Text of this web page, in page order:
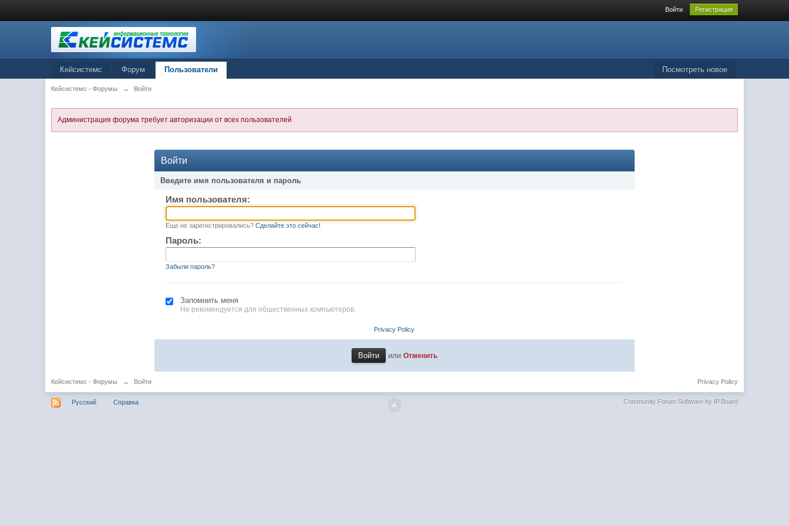
Войти Регистрация
Посмотреть новое
Кейсистемс Форум Пользователи
Кейсистемс - Форумы → Войти
Администрация форума требует авторизации от всех пользователей
Войти
Введите имя пользователя и пароль
Имя пользователя:
Еще не зарегистрировались? Сделайте это сейчас!
Пароль:
Забыли пароль?
Запомнить меня
Не рекомендуется для общественных компьютеров.
Privacy Policy
или Отменить
Кейсистемс - Форумы → Войти Privacy Policy
Русский Справка Community Forum Software by IP.Board